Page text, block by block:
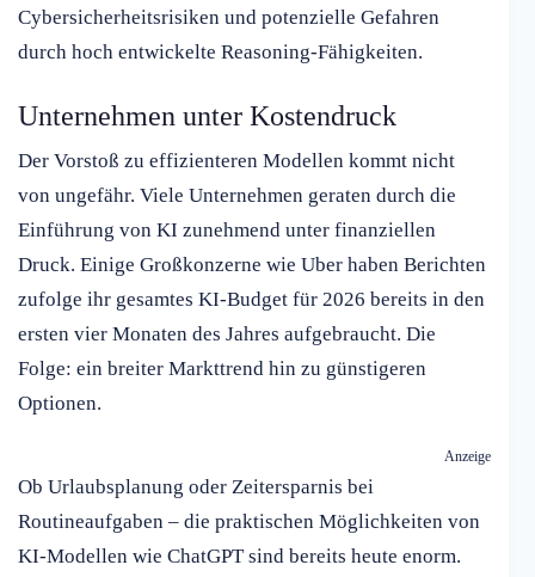
Cybersicherheitsrisiken und potenzielle Gefahren
durch hoch entwickelte Reasoning-Fähigkeiten.
Unternehmen unter Kostendruck
Der Vorstoß zu effizienteren Modellen kommt nicht
von ungefähr. Viele Unternehmen geraten durch die
Einführung von KI zunehmend unter finanziellen
Druck. Einige Großkonzerne wie Uber haben Berichten
zufolge ihr gesamtes KI-Budget für 2026 bereits in den
ersten vier Monaten des Jahres aufgebraucht. Die
Folge: ein breiter Markttrend hin zu günstigeren
Optionen.
Anzeige
Ob Urlaubsplanung oder Zeitersparnis bei
Routineaufgaben – die praktischen Möglichkeiten von
KI-Modellen wie ChatGPT sind bereits heute enorm.